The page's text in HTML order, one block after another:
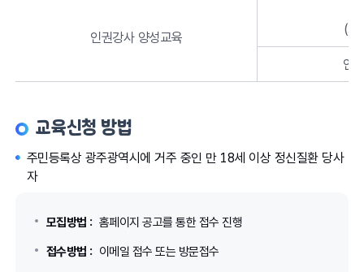
인권강사 양성교육
(회
인
교육신청 방법
주민등록상 광주광역시에 거주 중인 만 18세 이상 정신질환 당사
자
모집방법 : 홈페이지 공고를 통한 접수 진행
접수방법 : 이메일 접수 또는 방문접수